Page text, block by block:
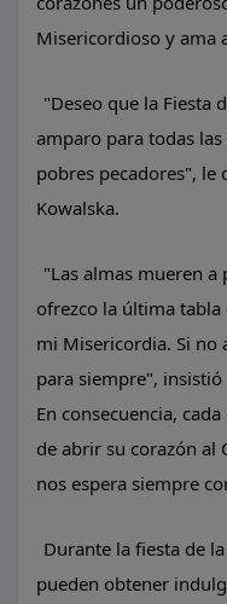
Misericordioso y ama
"Deseo que la Fiesta
amparo para todas
pobres pecadores", le
Kowalska.
"Las almas mueren a
ofrezco la última tabla
mi Misericordia. Si
para siempre",
En consecuencia,
de abrir su corazón al
nos espera siempre
Durante la fiesta de
pueden obtener